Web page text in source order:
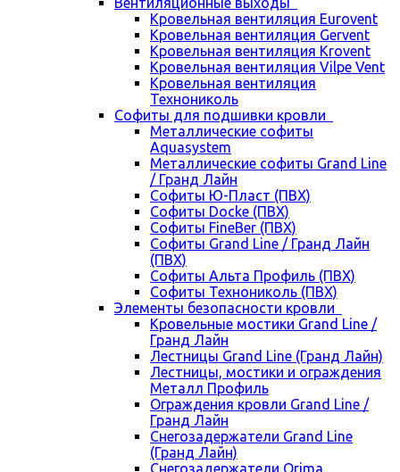
Кровельная вентиляция Eurovent
Кровельная вентиляция Gervent
Кровельная вентиляция Krovent
Кровельная вентиляция Vilpe Vent
Кровельная вентиляция
Технониколь
Cофиты для подшивки кровли
Металлические софиты
Aquasystem
Металлические софиты Grand Line
/ Гранд Лайн
Софиты Ю-Пласт (ПВХ)
Софиты Docke (ПВХ)
Софиты FineBer (ПВХ)
Софиты Grand Line / Гранд Лайн
(ПВХ)
Софиты Альта Профиль (ПВХ)
Софиты Технониколь (ПВХ)
Элементы безопасности кровли
Кровельные мостики Grand Line /
Гранд Лайн
Лестницы Grand Line (Гранд Лайн)
Лестницы, мостики и ограждения
Металл Профиль
Ограждения кровли Grand Line /
Гранд Лайн
Снегозадержатели Grand Line
(Гранд Лайн)
Снегозадержатели Orima